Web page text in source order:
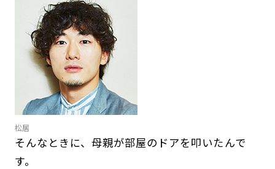
松居
そんなときに、母親が部屋のドアを叩いたんで
す。